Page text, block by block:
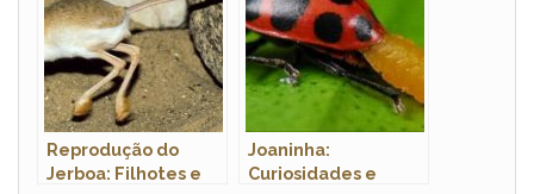
Reprodução do
Jerboa: Filhotes e
Joaninha:
Curiosidades e